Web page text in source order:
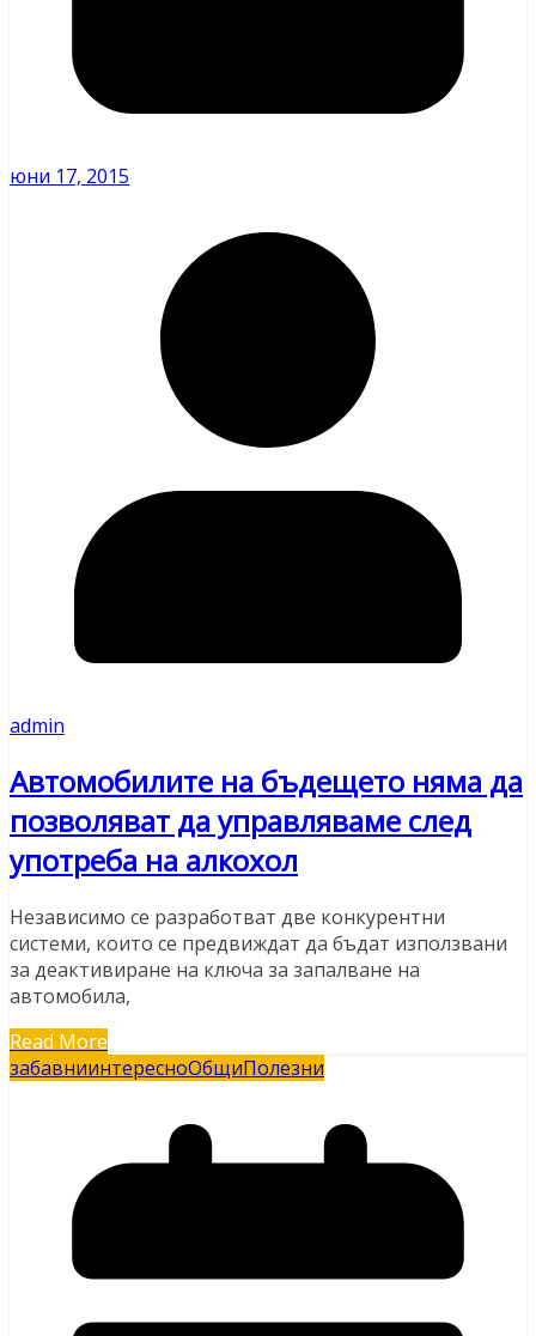
юни 17, 2015
admin
Автомобилите на бъдещето няма да
позволяват да управляваме след
употреба на алкохол
Независимо се разработват две конкурентни
системи, които се предвиждат да бъдат използвани
за деактивиране на ключа за запалване на
автомобила,
Read More
забавниинтересноОбщиПолезни